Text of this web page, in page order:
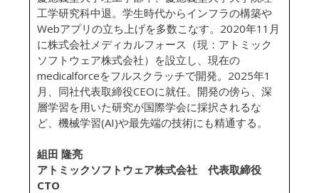
工学研究科中退。学生時代からインフラの構築や
Webアプリの立ち上げを多数こなす。2020年11月
に株式会社メディカルフォース（現：アトミック
ソフトウェア株式会社）を設立し、現在の
medicalforceをフルスクラッチで開発。2025年1
月、同社代表取締役CEOに就任。開発の傍ら、深
層学習を用いた研究が国際学会に採択されるな
ど、機械学習(AI)や最先端の技術にも精通する。
組田 隆亮
アトミックソフトウェア株式会社 代表取締役
CTO